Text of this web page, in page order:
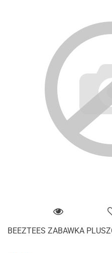
BEEZTEES ZABAWKA